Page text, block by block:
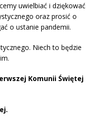
uwielbiać i dziękować
oraz prosić o
o ustanie pandemii.
Niech to będzie
Komunii Świętej